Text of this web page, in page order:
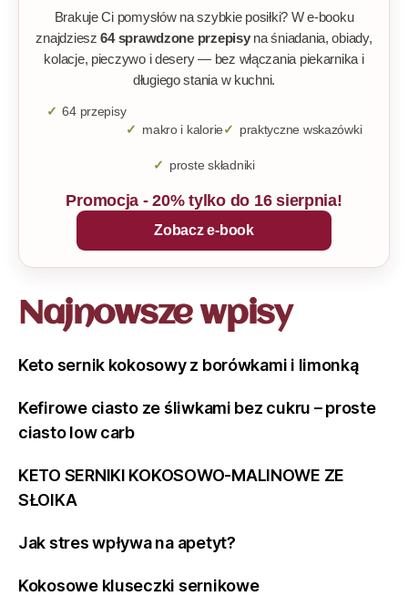
Brakuje Ci pomysłów na szybkie posiłki? W e-booku
znajdziesz64 sprawdzone przepisyna śniadania, obiady,
kolacje, pieczywo i desery — bez włączania piekarnika i
długiego stania w kuchni.
64 przepisy
makro i kalorie
praktyczne wskazówki
proste składniki
Promocja - 20% tylko do 16 sierpnia!
Zobacz e-book
Najnowsze wpisy
Keto sernik kokosowy z borówkami i limonką
Kefirowe ciasto ze śliwkami bez cukru – proste
ciasto low carb
KETO SERNIKI KOKOSOWO-MALINOWE ZE
SŁOIKA
Jak stres wpływa na apetyt?
Kokosowe kluseczki sernikowe